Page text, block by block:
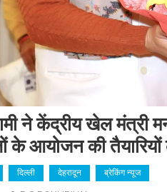
ने केंद्रीय खेल मंत्री
के आयोजन की
दिल्ली देहरादून ब्रेकिंग न्यूज